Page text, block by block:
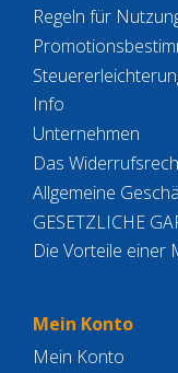
Regeln für
Info
Unternehmen
Das
Allgemeine
GESETZLICHE
Die Vorteile einer
Mein Konto
Mein Konto